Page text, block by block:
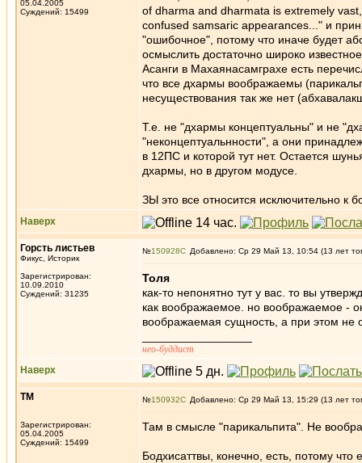
05.04.2005
Суждений: 15499
of dharma and dharmata is extremely
confused samsaric appearances..." и
"ошибочное", потому что иначе будет
осмыслить достаточно широко
Асанги в Махаянасамграхе есть
что все дхармы воображаемы
несуществования так же нет
Т.е. не "дхармы концептуальны" и не
"неконцептуальнности", а они
в 12ПС и которой тут нет. Остается
дхармы, но в другом модусе.
ЗЫ это все относится исключительно к
Наверх
Горсть листьев
Фикус, Историк
Зарегистрирован:
10.09.2010
Суждений: 31235
№150928 Добавлено: Ср 29 Май 13, 10:54 (13 лет
Толя
как-то непонятно тут у вас. то вы
как воображаемое. но воображаемое -
воображаемая сущность, а при этом не
нео-буддист
Наверх
ТМ
Зарегистрирован:
05.04.2005
Суждений: 15499
№150932 Добавлено: Ср 29 Май 13, 15:29 (13 лет
Там в смысле "парикальпита". Не
Бодхисаттвы, конечно, есть, потому